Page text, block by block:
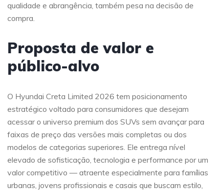
qualidade e abrangência, também pesa na decisão de
compra.
Proposta de valor e
público-alvo
O Hyundai Creta Limited 2026 tem posicionamento
estratégico voltado para consumidores que desejam
acessar o universo premium dos SUVs sem avançar para
faixas de preço das versões mais completas ou dos
modelos de categorias superiores. Ele entrega nível
elevado de sofisticação, tecnologia e performance por um
valor competitivo — atraente especialmente para famílias
urbanas, jovens profissionais e casais que buscam estilo,